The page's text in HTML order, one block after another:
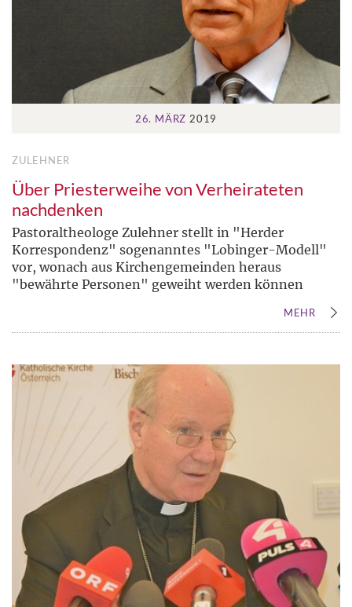
26. MÄRZ 2019
ZULEHNER
Über Priesterweihe von Verheirateten
nachdenken
Pastoraltheologe Zulehner stellt in "Herder
Korrespondenz" sogenanntes "Lobinger-Modell"
vor, wonach aus Kirchengemeinden heraus
"bewährte Personen" geweiht werden können
MEHR